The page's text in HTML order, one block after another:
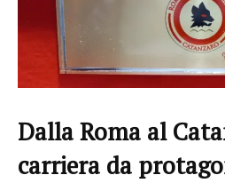
Dalla Roma al
carriera da